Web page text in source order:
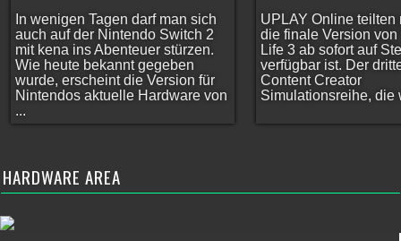
In wenigen Tagen darf man sich
auch auf der Nintendo Switch 2
mit kena ins Abenteuer stürzen.
Wie heute bekannt gegeben
wurde, erscheint die Version für
Nintendos aktuelle Hardware von
...
UPLAY Online teilten
die finale Version von
Life 3 ab sofort auf
verfügbar ist. Der
Content Creator
Simulationsreihe, die
HARDWARE AREA